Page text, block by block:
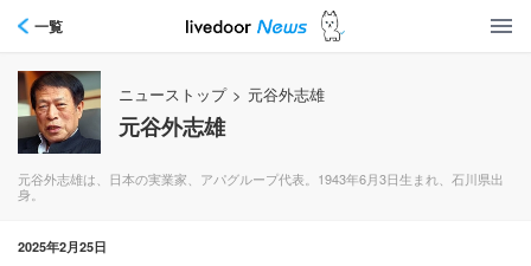
一覧
ニューストップ > 元谷外志雄
元谷外志雄
元谷外志雄は、日本の実業家、アパグループ代表。1943年6月3日生まれ、石川県出
身。
2025年2月25日